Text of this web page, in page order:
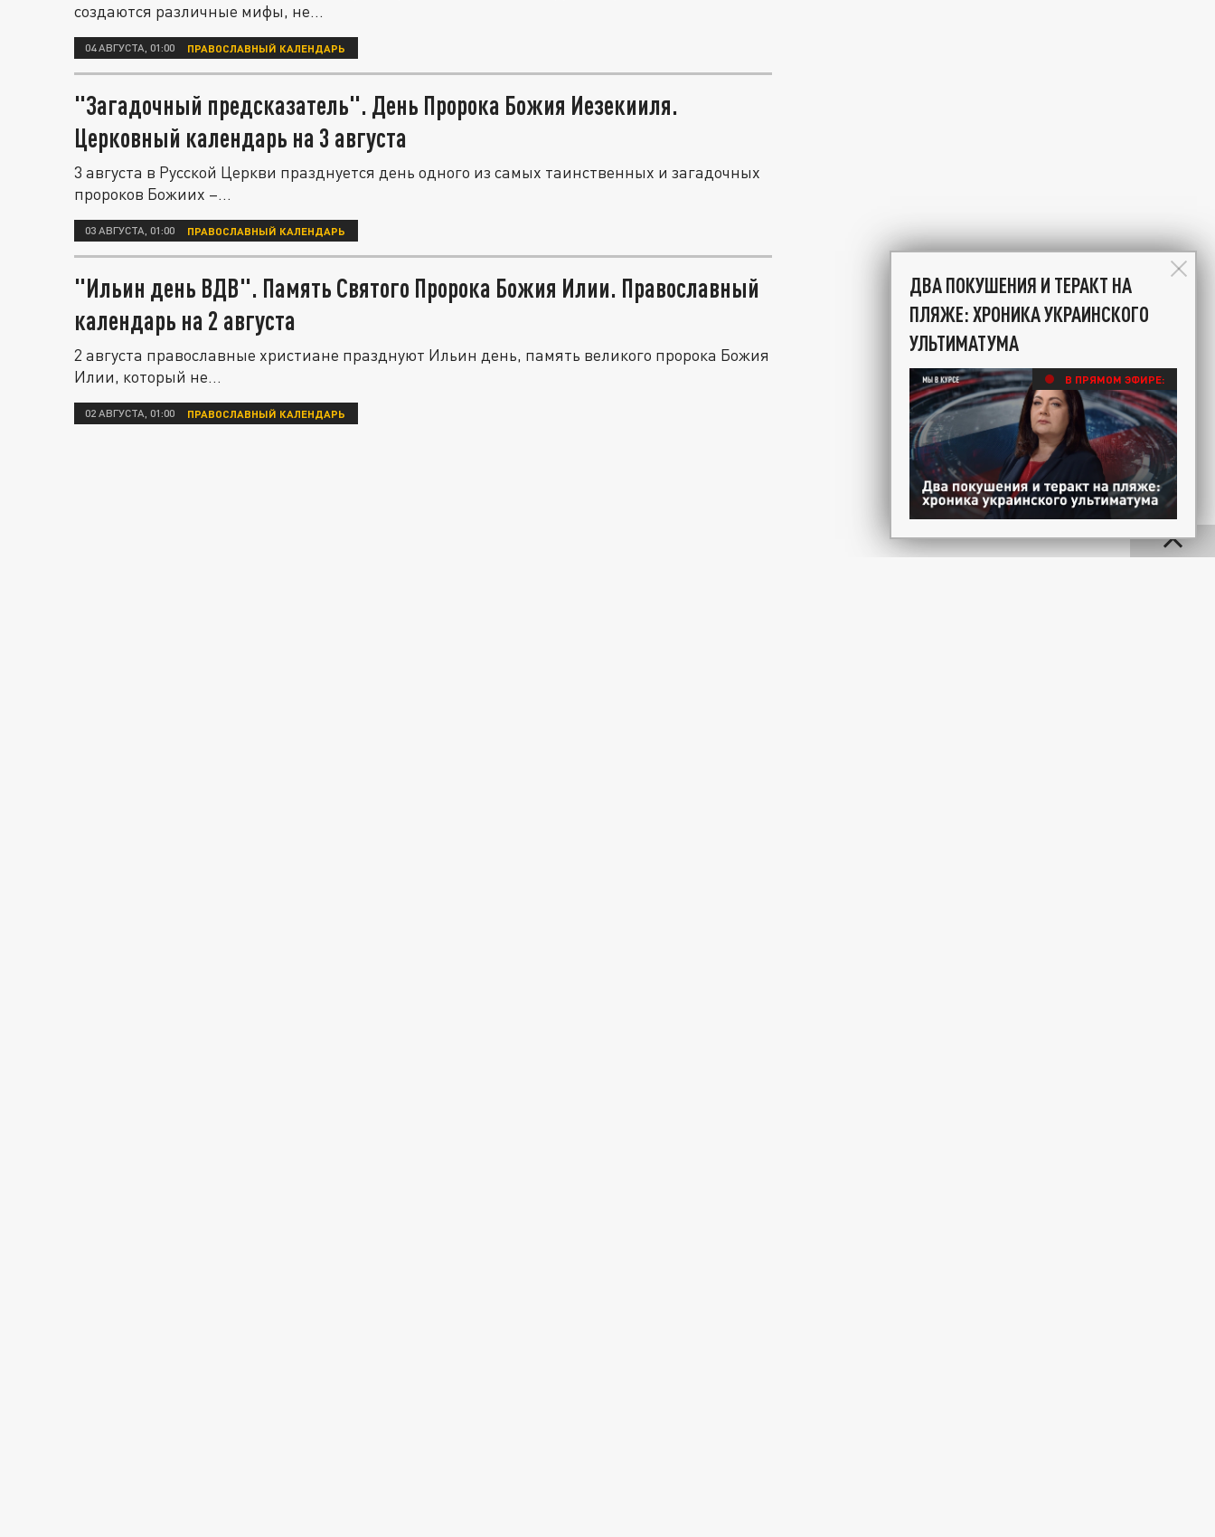
создаются различные мифы, не...
04 АВГУСТА, 01:00 ПРАВОСЛАВНЫЙ КАЛЕНДАРЬ
"Загадочный предсказатель". День Пророка Божия Иезекииля.
Церковный календарь на 3 августа
3 августа в Русской Церкви празднуется день одного из самых таинственных и загадочных
пророков Божиих –...
03 АВГУСТА, 01:00 ПРАВОСЛАВНЫЙ КАЛЕНДАРЬ
"Ильин день ВДВ". Память Святого Пророка Божия Илии. Православный
календарь на 2 августа
2 августа православные христиане празднуют Ильин день, память великого пророка Божия
Илии, который не...
02 АВГУСТА, 01:00 ПРАВОСЛАВНЫЙ КАЛЕНДАРЬ
ДВА ПОКУШЕНИЯ И ТЕРАКТ НА
ПЛЯЖЕ: ХРОНИКА УКРАИНСКОГО
УЛЬТИМАТУМА
В ПРЯМОМ ЭФИРЕ: